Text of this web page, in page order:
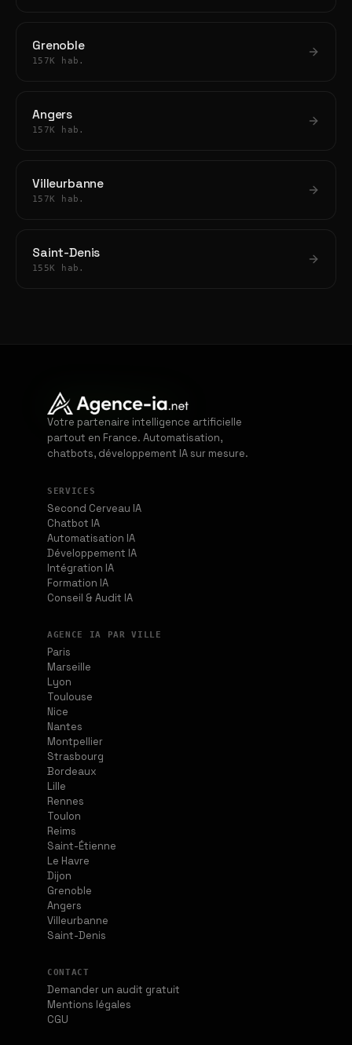
Grenoble
157K hab.
Angers
157K hab.
Villeurbanne
157K hab.
Saint-Denis
155K hab.
Votre partenaire intelligence artificielle
partout en France. Automatisation,
chatbots, développement IA sur mesure.
SERVICES
Second Cerveau IA
Chatbot IA
Automatisation IA
Développement IA
Intégration IA
Formation IA
Conseil & Audit IA
AGENCE IA PAR VILLE
Paris
Marseille
Lyon
Toulouse
Nice
Nantes
Montpellier
Strasbourg
Bordeaux
Lille
Rennes
Toulon
Reims
Saint-Étienne
Le Havre
Dijon
Grenoble
Angers
Villeurbanne
Saint-Denis
CONTACT
Demander un audit gratuit
Mentions légales
CGU